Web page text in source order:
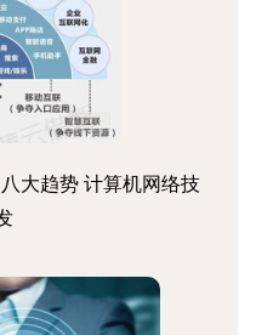
大趋势 计算机网络技